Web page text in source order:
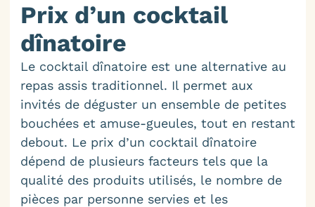
Prix d’un cocktail
dînatoire
Le cocktail dînatoire est une alternative au
repas assis traditionnel. Il permet aux
invités de déguster un ensemble de petites
bouchées et amuse-gueules, tout en restant
debout. Le prix d’un cocktail dînatoire
dépend de plusieurs facteurs tels que la
qualité des produits utilisés, le nombre de
pièces par personne servies et les